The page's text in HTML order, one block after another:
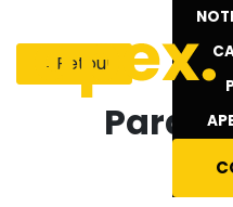
← Retour